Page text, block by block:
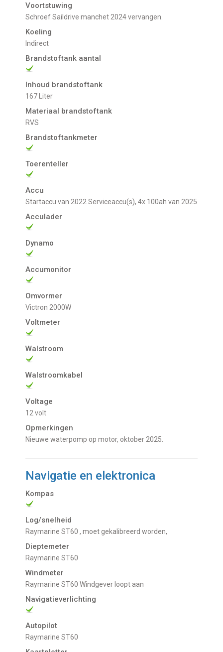
Voortstuwing
schroef Saildrive manchet 2024 vervangen.
Koeling
indirect
Brandstoftank aantal
Inhoud brandstoftank
167 Liter
Materiaal brandstoftank
RVS
Brandstoftankmeter
Toerenteller
Accu
Startaccu van 2022 Serviceaccu(s), 4x 100ah van 2025
Acculader
Dynamo
Accumonitor
Omvormer
Victron 2000W
Voltmeter
Walstroom
Walstroomkabel
Voltage
12 volt
Opmerkingen
Nieuwe waterpomp op motor, oktober 2025.
Navigatie en elektronica
Kompas
Log/snelheid
Raymarine ST60, moet gekalibreerd worden,
Dieptemeter
Raymarine ST60
Windmeter
Raymarine ST60 Windgever loopt aan
Navigatieverlichting
Autopilot
Raymarine ST60